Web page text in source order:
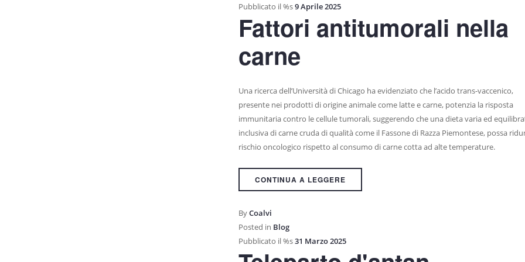
Pubblicato il %s9 Aprile 2025
Fattori antitumorali nella
carne
Una ricerca dell’Università di Chicago ha evidenziato che l’acido trans-vaccenico,
presente nei prodotti di origine animale come latte e carne, potenzia la risposta
immunitaria contro le cellule tumorali, suggerendo che una dieta varia ed
inclusiva di carne cruda di qualità come il Fassone di Razza Piemontese, possa
rischio oncologico rispetto al consumo di carne cotta ad alte temperature.
CONTINUA A LEGGERE
ByCoalvi
Posted in Blog
Pubblicato il %s31 Marzo 2025